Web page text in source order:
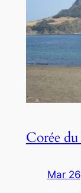
Corée
Mar